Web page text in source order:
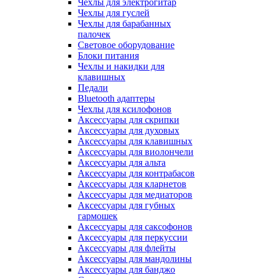
Чехлы для гуслей
Чехлы для барабанных
палочек
Световое оборудование
Блоки питания
Чехлы и накидки для
клавишных
Педали
Bluetooth адаптеры
Чехлы для ксилофонов
Аксессуары для скрипки
Аксессуары для духовых
Аксессуары для клавишных
Аксессуары для виолончели
Аксессуары для альта
Аксессуары для контрабасов
Аксессуары для кларнетов
Аксессуары для медиаторов
Аксессуары для губных
гармошек
Аксессуары для саксофонов
Аксессуары для перкуссии
Аксессуары для флейты
Аксессуары для мандолины
Аксессуары для банджо